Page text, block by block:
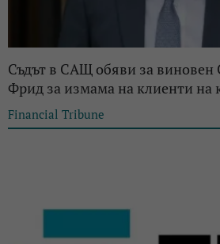
Съдът в САЩ обяви за
Фрид за измама на клиенти на
Financial Tribune